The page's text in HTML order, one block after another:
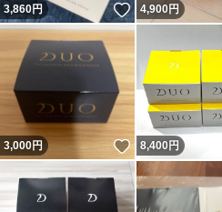
3,860円 いいね！
4,900円
3,000円 いいね！
8,400 円